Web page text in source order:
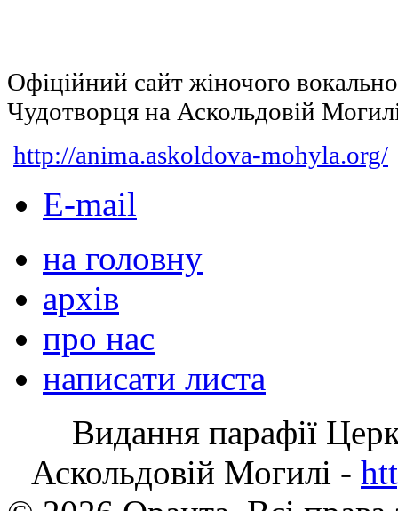
Офіційний сайт жіночого
Чудотворця на Аскольдовій
http://anima.askoldova-mohyla.org/
E-mail
на головну
архів
про нас
написати листа
Видання парафії
Аскольдовій Могилі -